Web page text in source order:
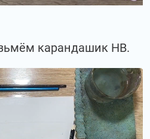
карандашик НВ.